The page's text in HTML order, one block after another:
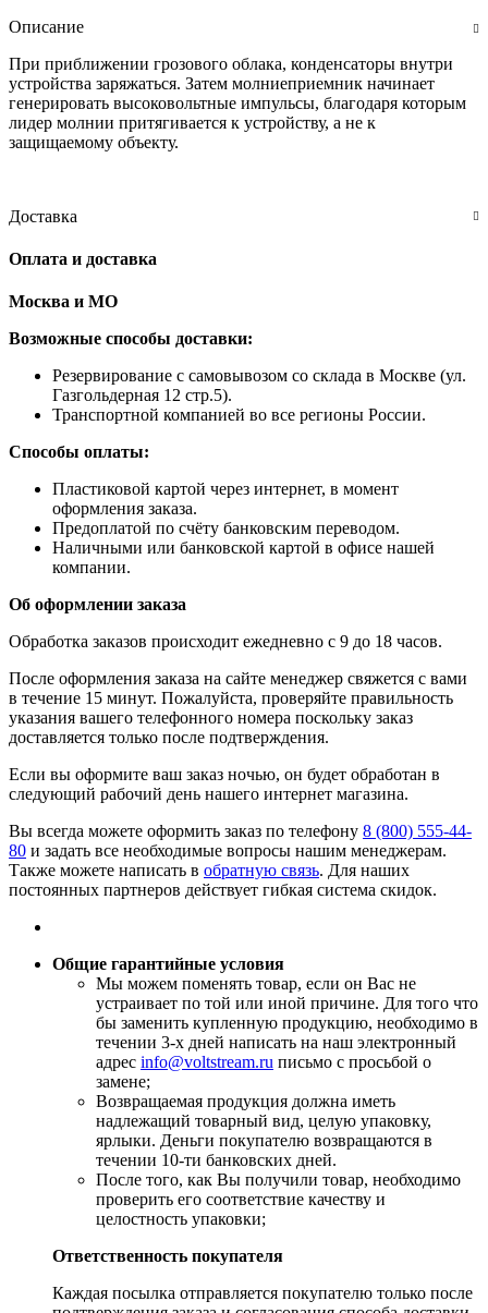
Описание
При приближении грозового облака, конденсаторы внутри
устройства заряжаться. Затем молниеприемник начинает
генерировать высоковольтные импульсы, благодаря которым
лидер молнии притягивается к устройству, а не к
защищаемому объекту.
Доставка
Оплата и доставка
Москва и МО
Возможные способы доставки:
​Резервирование с самовывозом со склада в Москве (ул.
Газгольдерная 12 стр.5).
Транспортной компанией во все регионы России.
Способы оплаты:
​Пластиковой картой через интернет, в момент
оформления заказа.
​Предоплатой по счёту банковским переводом.
​Наличными или банковской картой в офисе нашей
компании.
Об оформлении заказа
Обработка заказов происходит ежедневно с 9 до 18 часов.
После оформления заказа на сайте менеджер свяжется с вами
в течение 15 минут. Пожалуйста, проверяйте правильность
указания вашего телефонного номера поскольку заказ
доставляется только после подтверждения.
Если вы оформите ваш заказ ночью, он будет обработан в
следующий рабочий день нашего интернет магазина.
Вы всегда можете оформить заказ по телефону 8 (800) 555-44-
80 и задать все необходимые вопросы нашим менеджерам.
Также можете написать в обратную связь. Для наших
постоянных партнеров действует гибкая система скидок.
Общие гарантийные условия
​Мы можем поменять товар, если он Вас не
устраивает по той или иной причине. Для того что
бы заменить купленную продукцию, необходимо в
течении 3-х дней написать на наш электронный
адрес info@voltstream.ru письмо с просьбой о
замене;
Возвращаемая продукция должна иметь
надлежащий товарный вид, целую упаковку,
ярлыки. Деньги покупателю возвращаются в
течении 10-ти банковских дней.
​После того, как Вы получили товар, необходимо
проверить его соответствие качеству и
целостность упаковки;
Ответственность покупателя
Каждая посылка отправляется покупателю только после